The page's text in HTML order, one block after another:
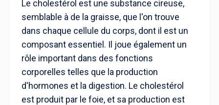
Le cholestérol est une substance cireuse,
semblable à de la graisse, que l'on trouve
dans chaque cellule du corps, dont il est un
composant essentiel. Il joue également un
rôle important dans des fonctions
corporelles telles que la production
d'hormones et la digestion. Le cholestérol
est produit par le foie, et sa production est